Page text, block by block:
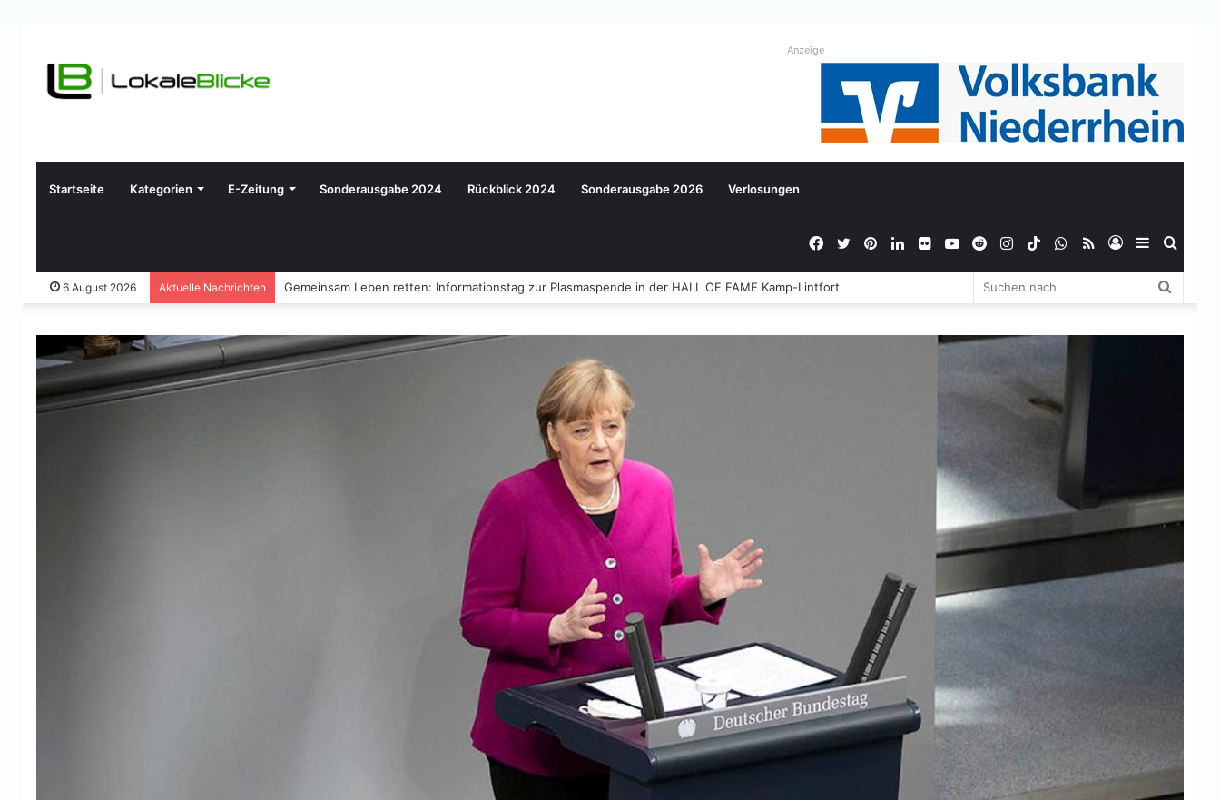
Anzeige
Startseite Kategorien E-Zeitung Sonderausgabe 2024 Rückblick 2024 Sonderausgabe 2026 Verlosungen
Sidebar
Anmelden
RSS
WhatsApp
TikTok
Instagram
Reddit
YouTube
Flickr
LinkedIn
Pinterest
Twitter
Facebook
6 August 2026 Aktuelle Nachrichten Gemeinsam Leben retten: Informationstag zur Plasmaspende in der HALL OF FAME Kamp-Lintfort